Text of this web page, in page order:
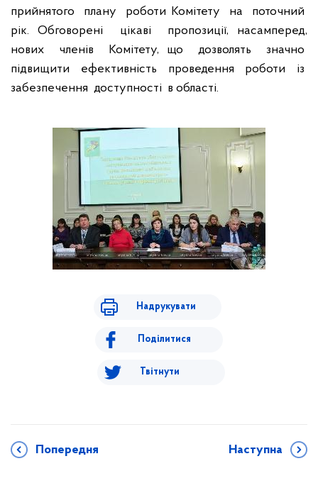
прийнятого
плану роботи Комітету на
поточний
рік. Обговорені
цікаві
пропозиції, насамперед,
нових
членів Комітету, що дозволять
значно
підвищити
ефективність проведення роботи
із
забезпечення доступності в області.
Надрукувати
Поділитися
Твітнути
Попередня Наступна